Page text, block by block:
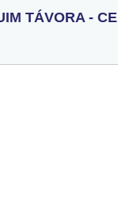
TÁVORA - CE